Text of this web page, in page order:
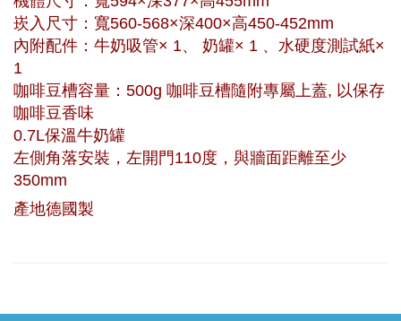
崁入尺寸：寬560-568×深400×高450-452mm
內附配件：牛奶吸管× 1、 奶罐× 1 、水硬度測試紙×
1
咖啡豆槽容量：500g 咖啡豆槽隨附專屬上蓋, 以保存
咖啡豆香味
0.7L保溫牛奶罐
左側角落安裝，左開門110度，與牆面距離至少
350mm
產地德國製